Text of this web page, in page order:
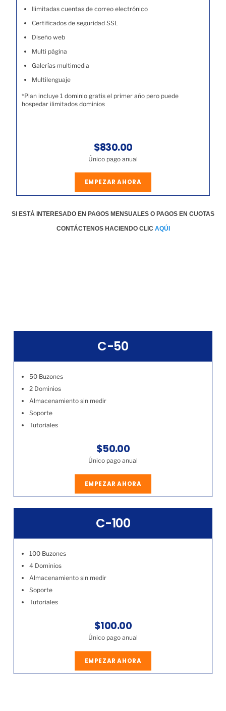
Ilimitadas cuentas de correo electrónico
Certificados de seguridad SSL
Diseño web
Multi página
Galerías multimedia
Multilenguaje
*Plan incluye 1 dominio gratis el primer año pero puede
hospedar ilimitados dominios
$830.00
Único pago anual
EMPEZAR AHORA
SI ESTÁ INTERESADO EN PAGOS MENSUALES O PAGOS EN CUOTAS
CONTÁCTENOS HACIENDO CLIC AQÚI
C-50
50 Buzones
2 Dominios
Almacenamiento sin medir
Soporte
Tutoriales
$50.00
Único pago anual
EMPEZAR AHORA
C-100
100 Buzones
4 Dominios
Almacenamiento sin medir
Soporte
Tutoriales
$100.00
Único pago anual
EMPEZAR AHORA